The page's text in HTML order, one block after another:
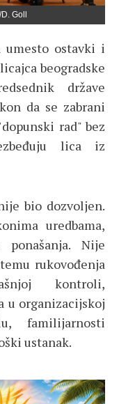
Goll
umesto ostavki i
beogradske
države
da se zabrani
rad" bez
lica iz
bio dozvoljen.
uredbama,
ponašanja. Nije
rukovođenja
kontroli,
u organizacijskoj
familijarnosti
ustanak.